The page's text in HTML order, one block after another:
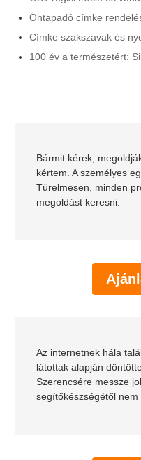
Öntapadó címke
Címke szakszavak és
100 év a természetért:
Bármit kérek,
kértem. A személyes
Türelmesen, minden
megoldást keresni.
Az internetnek hála
látottak alapján
Szerencsére messze
segítőkészségétől nem